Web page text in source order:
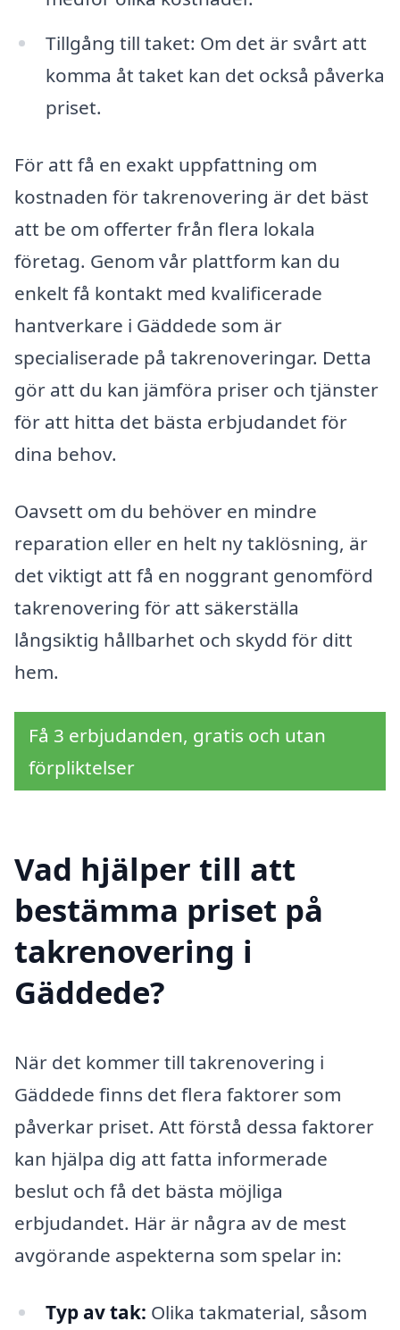
Tillgång till taket: Om det är svårt att
komma åt taket kan det också påverka
priset.
För att få en exakt uppfattning om
kostnaden för takrenovering är det bäst
att be om offerter från flera lokala
företag. Genom vår plattform kan du
enkelt få kontakt med kvalificerade
hantverkare i Gäddede som är
specialiserade på takrenoveringar. Detta
gör att du kan jämföra priser och tjänster
för att hitta det bästa erbjudandet för
dina behov.
Oavsett om du behöver en mindre
reparation eller en helt ny taklösning, är
det viktigt att få en noggrant genomförd
takrenovering för att säkerställa
långsiktig hållbarhet och skydd för ditt
hem.
Få 3 erbjudanden, gratis och utan
förpliktelser
Vad hjälper till att
bestämma priset på
takrenovering i
Gäddede?
När det kommer till takrenovering i
Gäddede finns det flera faktorer som
påverkar priset. Att förstå dessa faktorer
kan hjälpa dig att fatta informerade
beslut och få det bästa möjliga
erbjudandet. Här är några av de mest
avgörande aspekterna som spelar in:
Typ av tak: Olika takmaterial, såsom